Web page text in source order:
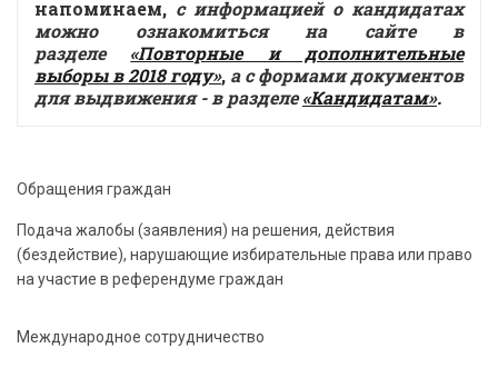
напоминаем, синформацией о кандидатах
можно ознакомиться на сайте в
разделе
«Повторные и дополнительные
выборы в 2018 году», а с формами документов
для выдвижения - в разделе«Кандидатам».
Обращения граждан
Подача жалобы (заявления) на решения, действия
(бездействие), нарушающие избирательные права или право
на участие в референдуме граждан
Международное сотрудничество